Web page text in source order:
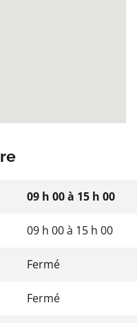
09 h 00à 15 h 00
09 h 00à 15 h 00
Fermé
Fermé